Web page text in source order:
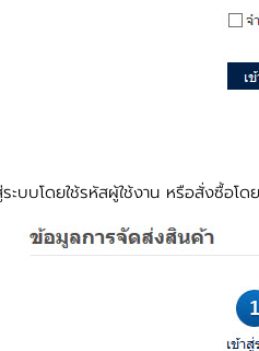
ระบบโดยใช้รหัสผู้ใช้งาน หรือสั่งซื้